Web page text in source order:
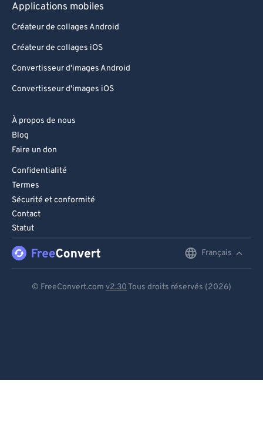
Applications mobiles
Créateur de collages Android
Créateur de collages iOS
Convertisseur d'images Android
Convertisseur d'images iOS
À propos de nous
Blog
Faire un don
Confidentialité
Termes
Sécurité et conformité
Contact
Statut
Français
© FreeConvert.com v2.30 Tous droits réservés (2026)